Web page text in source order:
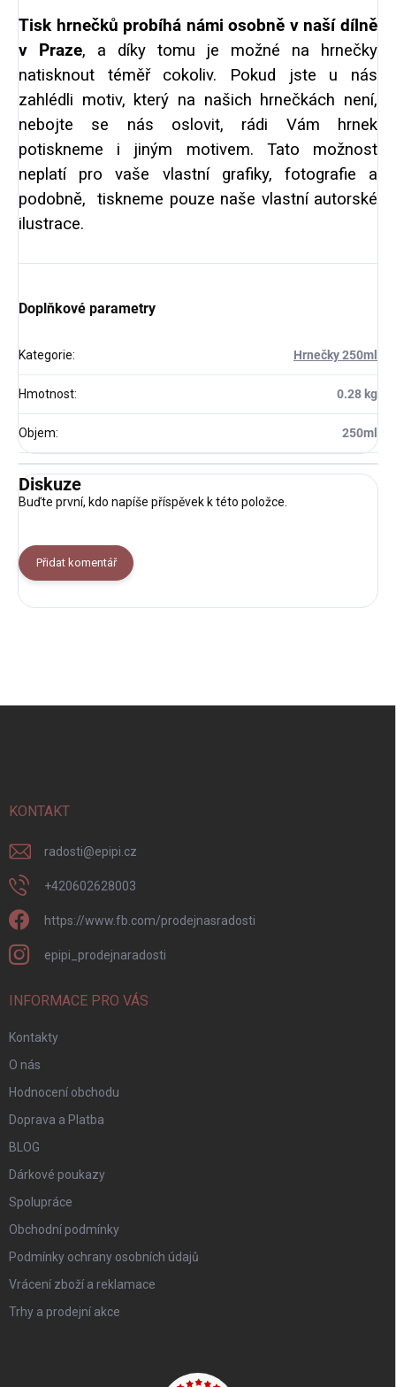
Tisk hrnečků probíhá námi osobně v naší dílně
v Praze, a díky tomu je možné na hrnečky
natisknout téměř cokoliv. Pokud jste u nás
zahlédli motiv, který na našich hrnečkách není,
nebojte se nás oslovit, rádi Vám hrnek
potiskneme i jiným motivem. Tato možnost
neplatí pro vaše vlastní grafiky, fotografie a
podobně, tiskneme pouze naše vlastní autorské
ilustrace.
Doplňkové parametry
Kategorie: Hrnečky 250ml
Hmotnost: 0.28 kg
Objem: 250ml
Diskuze
Buďte první, kdo napíše příspěvek k této položce.
Přidat komentář
KONTAKT
radosti@epipi.cz
+420602628003
https://www.fb.com/prodejnasradosti
epipi_prodejnaradosti
INFORMACE PRO VÁS
Kontakty
O nás
Hodnocení obchodu
Doprava a Platba
BLOG
Dárkové poukazy
Spolupráce
Obchodní podmínky
Podmínky ochrany osobních údajů
Vrácení zboží a reklamace
Trhy a prodejní akce